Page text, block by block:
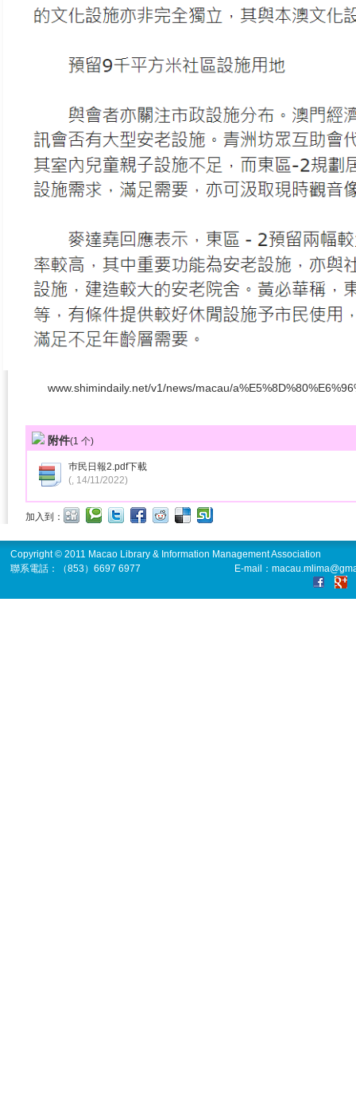
www.shimindaily.net/v1/news/macau/
附件(1 个)
巿民日報2.pdf下載
(, 14/11/2022)
加入到：
Copyright © 2011 Macao Library & Information Management Association
聯系電話：（853）6697 6977
E-mail：